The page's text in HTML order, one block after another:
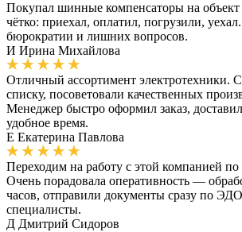
Покупал шинные компенсаторы на объект
чётко: приехал, оплатил, погрузили,
бюрократии и лишних вопросов.
И Ирина Михайлова
Отличный ассортимент электротехники.
списку, посоветовали качественных
Менеджер быстро оформил заказ,
удобное время.
Е Екатерина Павлова
Переходим на работу с этой компанией
Очень порадовала оперативность —
часов, отправили документы сразу по
специалисты.
Д Дмитрий Сидоров